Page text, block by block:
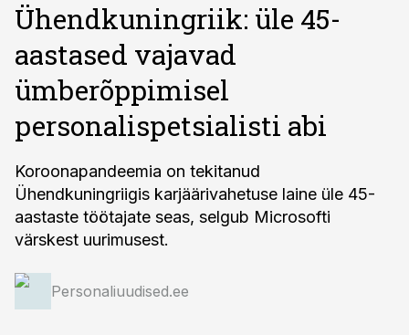
Ühendkuningriik: üle 45-
aastased vajavad
ümberõppimisel
personalispetsialisti abi
Koroonapandeemia on tekitanud
Ühendkuningriigis karjäärivahetuse laine üle 45-
aastaste töötajate seas, selgub Microsofti
värskest uurimusest.
Personaliuudised.ee